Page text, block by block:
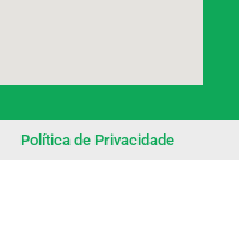
Política de Privacidade